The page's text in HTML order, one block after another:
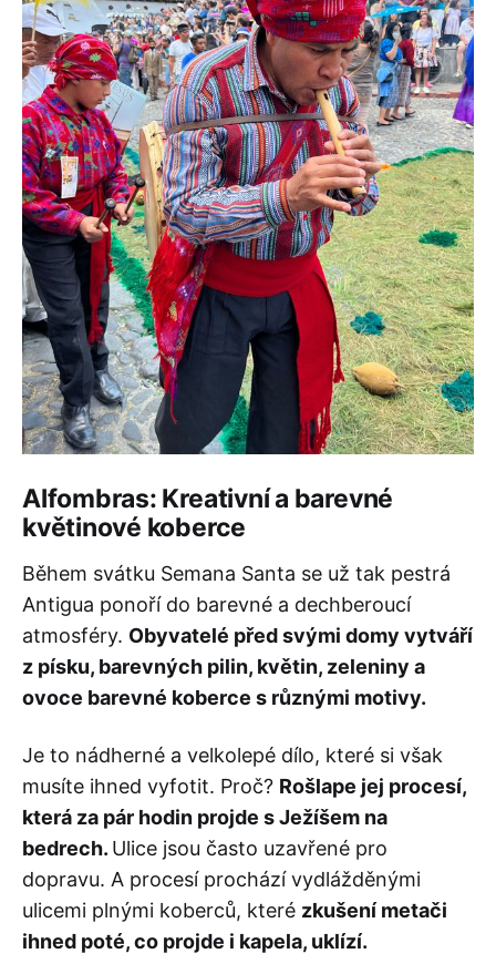
Alfombras: Kreativní a barevné
květinové koberce
Během svátku Semana Santa se už tak pestrá
Antigua ponoří do barevné a dechberoucí
atmosféry. Obyvatelé před svými domy vytváří
z písku, barevných pilin, květin, zeleniny a
ovoce barevné koberce s různými motivy.
Je to nádherné a velkolepé dílo, které si však
musíte ihned vyfotit. Proč? Rošlape jej procesí,
která za pár hodin projde s Ježíšem na
bedrech. Ulice jsou často uzavřené pro
dopravu. A procesí prochází vydlážděnými
ulicemi plnými koberců, které zkušení metači
ihned poté, co projde i kapela, uklízí.